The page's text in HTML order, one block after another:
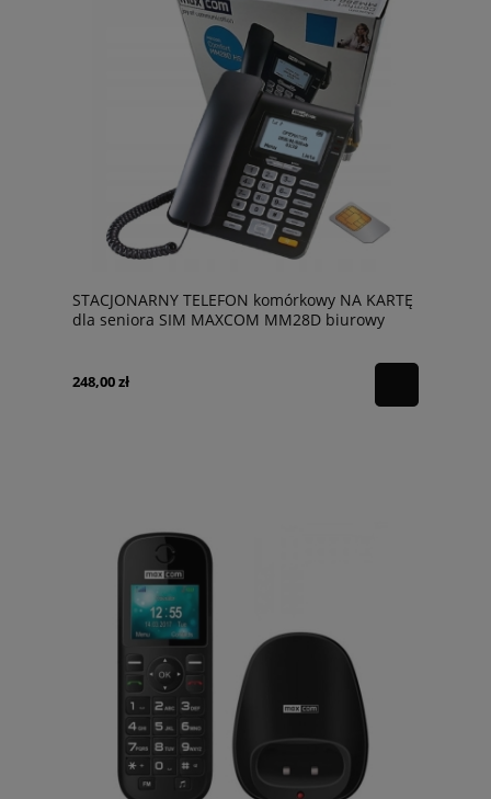
STACJONARNY TELEFON komórkowy NA KARTĘ
dla seniora SIM MAXCOM MM28D biurowy
248,00 zł